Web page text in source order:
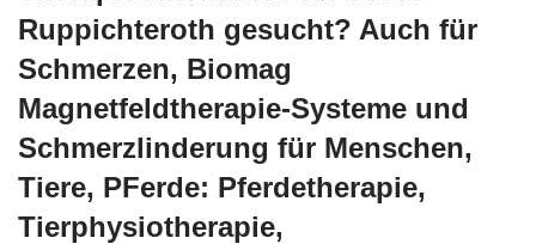
Ruppichteroth gesucht? Auch für
Schmerzen, Biomag
Magnetfeldtherapie-Systeme und
Schmerzlinderung für Menschen,
Tiere, PFerde: Pferdetherapie,
Tierphysiotherapie,